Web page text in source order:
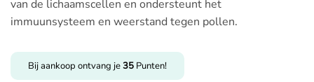
tot
€
van de lichaamscellen en ondersteunt het
immuunsysteem en weerstand tegen pollen.
Bij aankoop ontvang je35 Punten!